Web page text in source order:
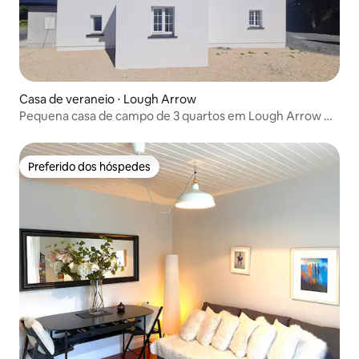
Casa de veraneio ⋅ Lough Arrow
Pequena casa de campo de 3 quartos em Lough Arrow Co
Preferido dos hóspedes
Preferido dos hóspedes